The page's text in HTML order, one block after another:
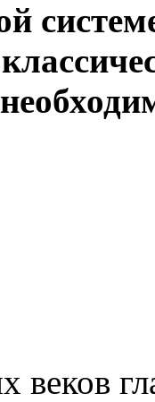
веков